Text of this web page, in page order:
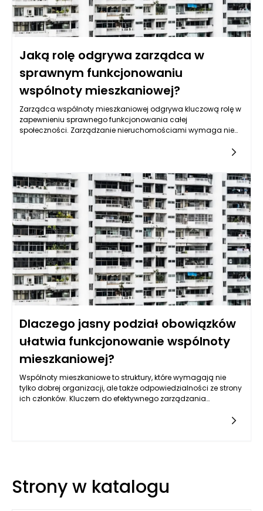
Jaką rolę odgrywa zarządca w
sprawnym funkcjonowaniu
wspólnoty mieszkaniowej?
Zarządca wspólnoty mieszkaniowej odgrywa kluczową rolę w
zapewnieniu sprawnego funkcjonowania całej
społeczności. Zarządzanie nieruchomościami wymaga nie
szereg aspektów związanych z codziennym funkcjonowaniem
budynku oraz zarządzaniem jego zasobami. Przede
wszystkim, pełni funkcję łącznika pomiędzy mieszkańcami a
organami administracyjnymi, co sprawia, że jest niezbędny
do osiągnięcia harmonii i efektywnej współpracy w danej
wspólnocie.
Dlaczego jasny podział obowiązków
ułatwia funkcjonowanie wspólnoty
mieszkaniowej?
Wspólnoty mieszkaniowe to struktury, które wymagają nie
tylko dobrej organizacji, ale także odpowiedzialności ze strony
ich członków. Kluczem do efektywnego zarządzania
Strony w katalogu